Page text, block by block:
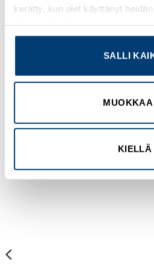
kerätty, kun olet käyttänyt
SALLI
MUOKKAA
KIELLÄ
Lukittava testipainike
20 %
TUTUSTU MYÖS
Add to